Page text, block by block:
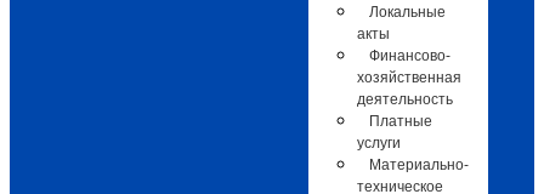
Локальные
акты
Финансово-
хозяйственная
деятельность
Платные
услуги
Материально-
техническое